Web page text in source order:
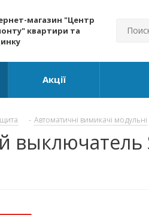
магазин "Центр
квартири та
Акції
- Автоматичні вимикачі модульні
выключатель